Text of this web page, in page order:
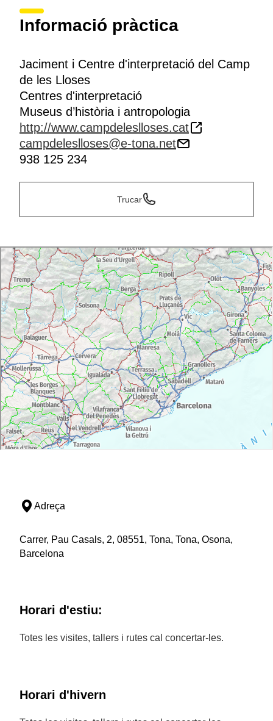
Informació pràctica
Jaciment i Centre d'interpretació del Camp
de les Lloses
Centres d'interpretació
Museus d’història i antropologia
http://www.campdeleslloses.cat
campdeleslloses@e-tona.net
938 125 234
Trucar
Adreça
Carrer, Pau Casals, 2, 08551, Tona, Tona, Osona,
Barcelona
Horari d'estiu:
Totes les visites, tallers i rutes cal concertar-les.
Horari d'hivern